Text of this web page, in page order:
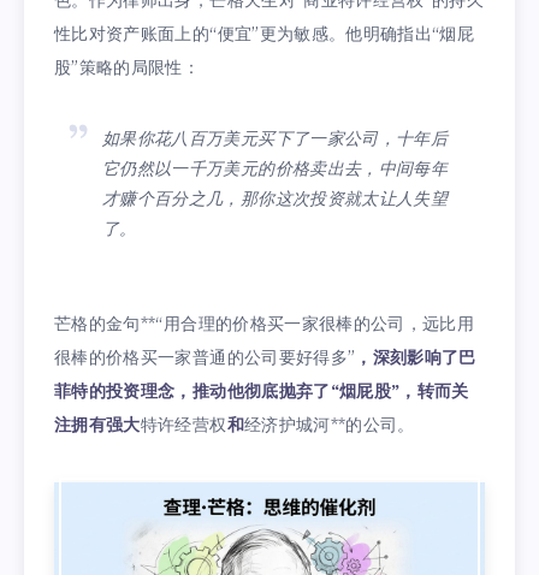
性比对资产账面上的“便宜”更为敏感。他明确指出“烟屁
股”策略的局限性：
如果你花八百万美元买下了一家公司，十年后
它仍然以一千万美元的价格卖出去，中间每年
才赚个百分之几，那你这次投资就太让人失望
了。
芒格的金句**“用合理的价格买一家很棒的公司，远比用
很棒的价格买一家普通的公司要好得多” ，深刻影响了巴
菲特的投资理念，推动他彻底抛弃了“烟屁股”，转而关
注拥有强大特许经营权和经济护城河**的公司。